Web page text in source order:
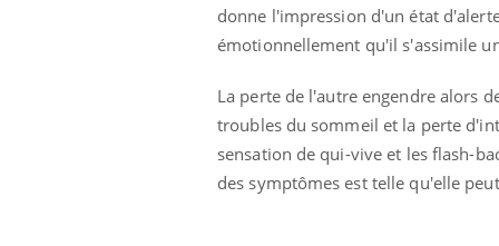
donne l'impression d'un état
émotionnellement qu'il s'assimile
La perte de l'autre engendre alors
troubles du sommeil et la perte
sensation de qui-vive et les flash-
des symptômes est telle qu'elle